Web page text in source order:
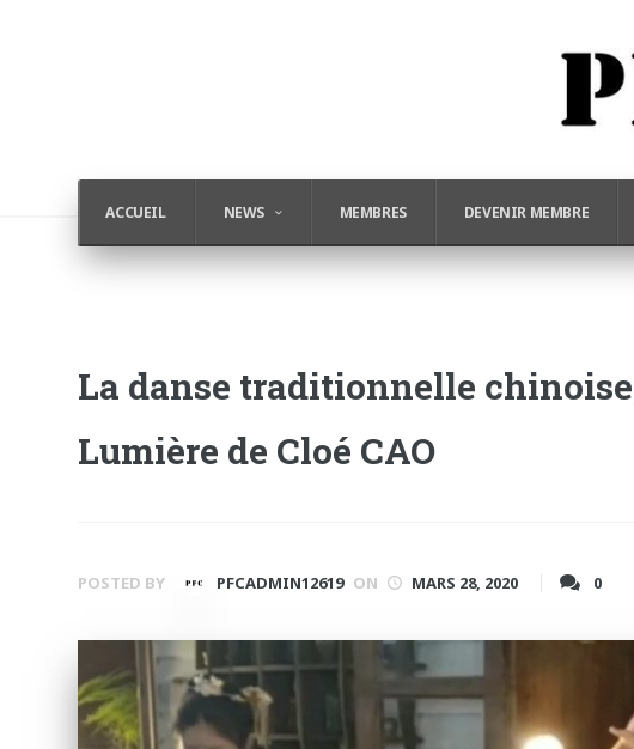
ACCUEIL NEWS MEMBRES DEVENIR MEMBRE
La danse traditionnelle
Lumière de Cloé CAO
POSTED BY PFCADMIN12619 ON MARS 28, 2020 0